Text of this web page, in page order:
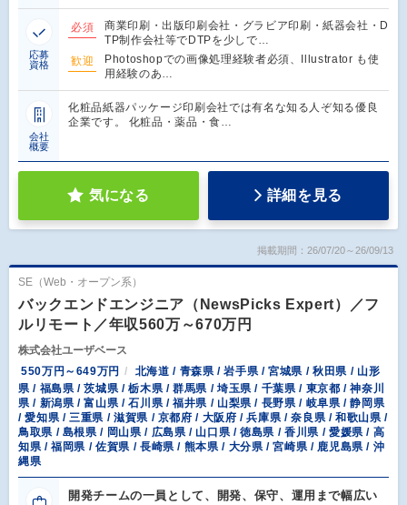
応募
資格
必須
商業印刷・出版印刷会社・グラビア印刷・紙器会社・D
TP制作会社等でDTPを少しで…
歓迎
Photoshopでの画像処理経験者必須、Illustrator も使
用経験のあ…
会社
概要
化粧品紙器パッケージ印刷会社では有名な知る人ぞ知る優良
企業です。 化粧品・薬品・食…
気になる 詳細を見る
掲載期間：26/07/20～26/09/13
SE（Web・オープン系）
バックエンドエンジニア（NewsPicks Expert）／フ
ルリモート／年収560万～670万円
株式会社ユーザベース
550万円～649万円
北海道 / 青森県 / 岩手県 / 宮城県 / 秋田県 / 山形
県 / 福島県 / 茨城県 / 栃木県 / 群馬県 / 埼玉県 / 千葉県 / 東京都 / 神奈川
県 / 新潟県 / 富山県 / 石川県 / 福井県 / 山梨県 / 長野県 / 岐阜県 / 静岡県
/ 愛知県 / 三重県 / 滋賀県 / 京都府 / 大阪府 / 兵庫県 / 奈良県 / 和歌山県 /
鳥取県 / 島根県 / 岡山県 / 広島県 / 山口県 / 徳島県 / 香川県 / 愛媛県 / 高
知県 / 福岡県 / 佐賀県 / 長崎県 / 熊本県 / 大分県 / 宮崎県 / 鹿児島県 / 沖
縄県
開発チームの一員として、開発、保守、運用まで幅広い